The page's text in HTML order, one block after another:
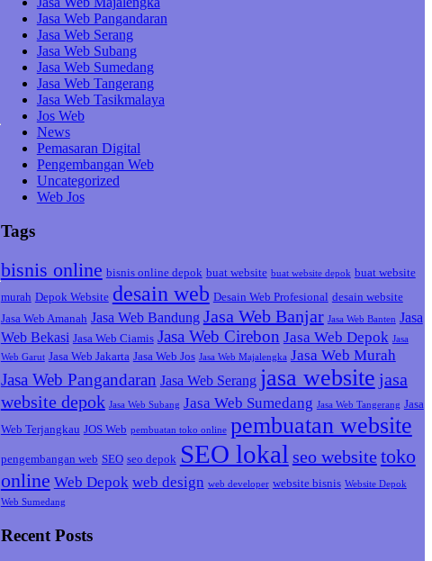
Jasa Web Pangandaran
Jasa Web Serang
Jasa Web Subang
Jasa Web Sumedang
Jasa Web Tangerang
Jasa Web Tasikmalaya
Jos Web
News
Pemasaran Digital
Pengembangan Web
Uncategorized
Web Jos
Tags
bisnis online bisnis online depok buat website buat website depok buat website
murah Depok Website desain web Desain Web Profesional desain website
Jasa Web Amanah Jasa Web Bandung Jasa Web Banjar Jasa Web Banten Jasa
Web Bekasi Jasa Web Ciamis Jasa Web Cirebon Jasa Web Depok Jasa
Web Garut Jasa Web Jakarta Jasa Web Jos Jasa Web Majalengka Jasa Web Murah
Jasa Web Pangandaran Jasa Web Serang jasa website jasa
website depok Jasa Web Subang Jasa Web Sumedang Jasa Web Tangerang Jasa
Web Terjangkau JOS Web pembuatan toko online pembuatan website
pengembangan web SEO seo depok SEO lokal seo website toko
online Web Depok web design web developer website bisnis Website Depok
Web Sumedang
Recent Posts